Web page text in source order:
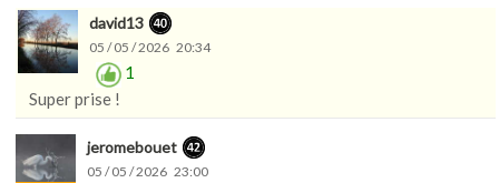
david13
05 / 05 / 2026 20:34
1
Super prise !
jeromebouet
05 / 05 / 2026 23:00